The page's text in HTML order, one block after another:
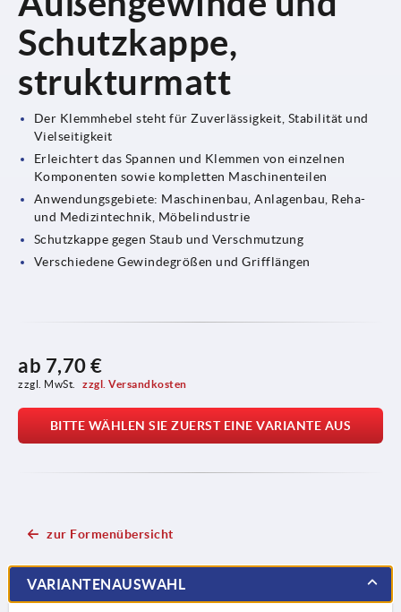
Schutzkappe,
strukturmatt
Der Klemmhebel steht für Zuverlässigkeit, Stabilität und
Vielseitigkeit
Erleichtert das Spannen und Klemmen von einzelnen
Komponenten sowie kompletten Maschinenteilen
Anwendungsgebiete: Maschinenbau, Anlagenbau, Reha-
und Medizintechnik, Möbelindustrie
Schutzkappe gegen Staub und Verschmutzung
Verschiedene Gewindegrößen und Grifflängen
ab 7,70 €
zzgl. MwSt. zzgl. Versandkosten
BITTE WÄHLEN SIE ZUERST EINE VARIANTE AUS
zur Formenübersicht
VARIANTENAUSWAHL